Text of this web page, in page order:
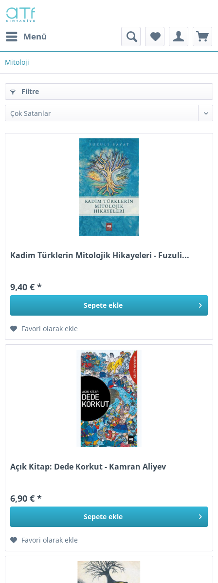
Menü
Mitoloji
Filtre
Kadim Türklerin Mitolojik Hikayeleri - Fuzuli...
9,40 € *
Sepete ekle
Favori olarak ekle
Açık Kitap: Dede Korkut - Kamran Aliyev
6,90 € *
Sepete ekle
Favori olarak ekle